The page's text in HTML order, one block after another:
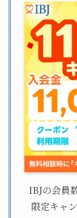
IBJの会員
限定キャ